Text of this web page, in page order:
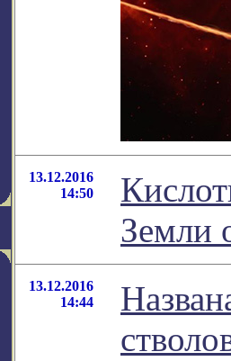
13.12.2016
14:50
Земли
13.12.2016
14:44